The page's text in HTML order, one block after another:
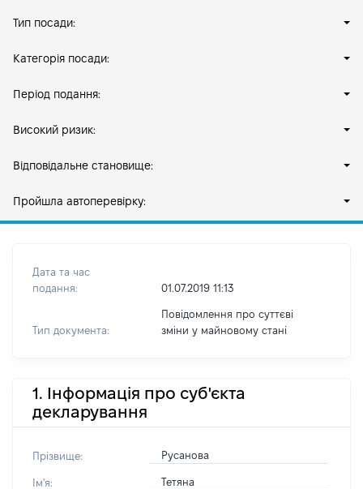
Тип посади:
Категорія посади:
Період подання:
Високий ризик:
Відповідальне становище:
Пройшла автоперевірку:
Дата та час
подання:
01.07.2019 11:13
Тип документа:
Повідомлення про суттєві
зміни y майновому стані
1. Інформація про суб'єкта
декларування
Прізвище: Русанова
Ім'я: Тетяна